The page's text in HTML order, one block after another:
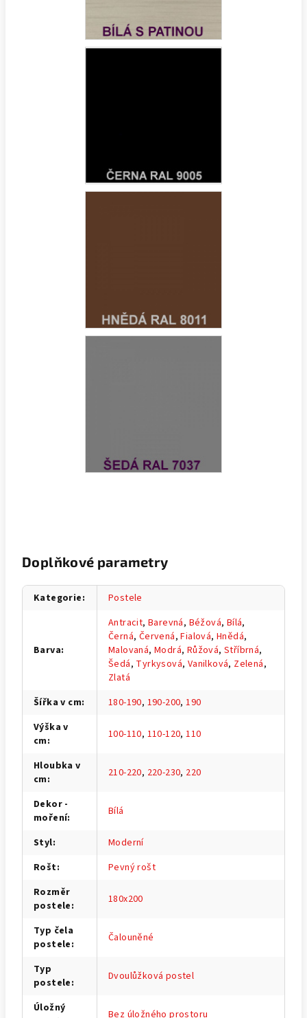
Doplňkové parametry
Kategorie: Postele
Barva:
Antracit,Barevná, Béžová, Bílá,
Černá, Červená,Fialová,Hnědá,
Malovaná,Modrá, Růžová,Stříbrná,
Šedá, Tyrkysová, Vanilková, Zelená,
Zlatá
Šířka v cm: 180-190, 190-200,190
Výška v
cm: 100-110, 110-120,110
Hloubka v
cm: 210-220, 220-230, 220
Dekor -
moření: Bílá
Styl:
Moderní
Rošt:
Pevný rošt
Rozměr
postele: 180x200
Typ čela
postele: Čalouněné
Typ
postele: Dvoulůžková postel
Úložný
Bez úložného prostoru